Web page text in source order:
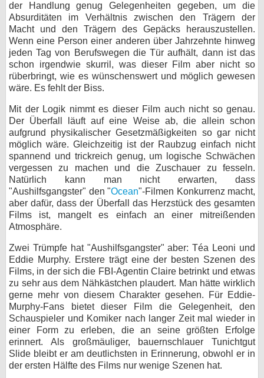
der Handlung genug Gelegenheiten gegeben, um die
Absurditäten im Verhältnis zwischen den Trägern der
Macht und den Trägern des Gepäcks herauszustellen.
Wenn eine Person einer anderen über Jahrzehnte hinweg
jeden Tag von Berufswegen die Tür aufhält, dann ist das
schon irgendwie skurril, was dieser Film aber nicht so
rüberbringt, wie es wünschenswert und möglich gewesen
wäre. Es fehlt der Biss.
Mit der Logik nimmt es dieser Film auch nicht so genau.
Der Überfall läuft auf eine Weise ab, die allein schon
aufgrund physikalischer Gesetzmäßigkeiten so gar nicht
möglich wäre. Gleichzeitig ist der Raubzug einfach nicht
spannend und trickreich genug, um logische Schwächen
vergessen zu machen und die Zuschauer zu fesseln.
Natürlich kann man nicht erwarten, dass
"Aushilfsgangster" den "Ocean"-Filmen Konkurrenz macht,
aber dafür, dass der Überfall das Herzstück des gesamten
Films ist, mangelt es einfach an einer mitreißenden
Atmosphäre.
Zwei Trümpfe hat "Aushilfsgangster" aber: Téa Leoni und
Eddie Murphy. Erstere trägt eine der besten Szenen des
Films, in der sich die FBI-Agentin Claire betrinkt und etwas
zu sehr aus dem Nähkästchen plaudert. Man hätte wirklich
gerne mehr von diesem Charakter gesehen. Für Eddie-
Murphy-Fans bietet dieser Film die Gelegenheit, den
Schauspieler und Komiker nach langer Zeit mal wieder in
einer Form zu erleben, die an seine größten Erfolge
erinnert. Als großmäuliger, bauernschlauer Tunichtgut
Slide bleibt er am deutlichsten in Erinnerung, obwohl er in
der ersten Hälfte des Films nur wenige Szenen hat.